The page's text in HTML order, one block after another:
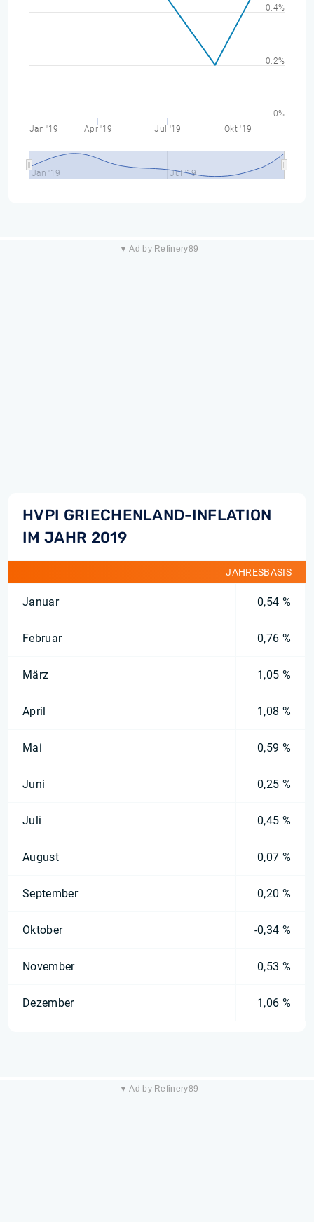
Jan '19 Apr '19 Jul '19 Okt '19
Jan '19 Jul '19
0.2%
0.4%
0%
▼ Ad by Refinery89
HVPI GRIECHENLAND-INFLATION
IM JAHR 2019
JAHRESBASIS
Januar 0,54 %
Februar 0,76 %
März 1,05 %
April 1,08 %
Mai 0,59 %
Juni 0,25 %
Juli 0,45 %
August 0,07 %
September 0,20 %
Oktober -0,34 %
November 0,53 %
Dezember 1,06 %
▼ Ad by Refinery89